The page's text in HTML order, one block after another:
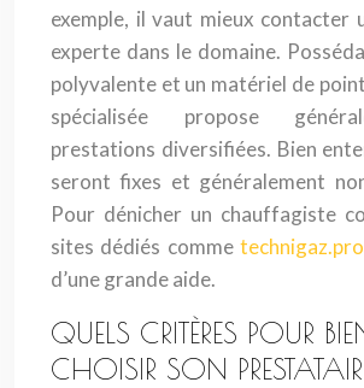
exemple, il vaut mieux contacter
experte dans le domaine.
polyvalente et un matériel de
spécialisée propose
prestations diversifiées. Bien
seront fixes et généralement
Pour dénicher un chauffagiste
sites dédiés commetechnigaz.pro
d’une grande aide.
QUELS CRITÈRES POUR
CHOISIR SON